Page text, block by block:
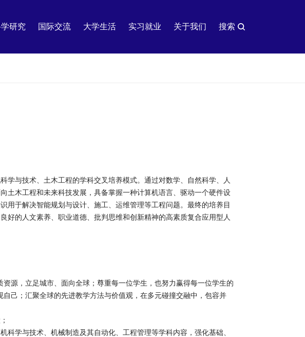
研究 国际交流 大学生活 实习就业 关于我们 搜索
学与技术、土木工程的学科交叉培养模式。通过对数学、自然科学、人
土木工程和未来科技发展，具备掌握一种计算机语言、驱动一个硬件设
用于解决智能规划与设计、施工、运维管理等工程问题。最终的培养目
好的人文素养、职业道德、批判思维和创新精神的高素质复合应用型人
源，立足城市、面向全球；尊重每一位学生，也努力赢得每一位学生的
己；汇聚全球的先进教学方法与价值观，在多元碰撞交融中，包容并
科学与技术、机械制造及其自动化、工程管理等学科内容，强化基础、